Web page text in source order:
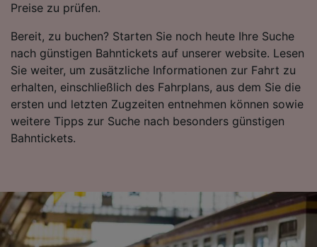
Preise zu prüfen.
Bereit, zu buchen? Starten Sie noch heute Ihre Suche
nach günstigen Bahntickets auf unserer website. Lesen
Sie weiter, um zusätzliche Informationen zur Fahrt zu
erhalten, einschließlich des Fahrplans, aus dem Sie die
ersten und letzten Zugzeiten entnehmen können sowie
weitere Tipps zur Suche nach besonders günstigen
Bahntickets.
verwendet, wenn Sie uns gebeten haben, Ihr
Surfverhalten nicht zu verfolgen.
Wir und unsere Partner verarbeiten Daten, um
Folgendes bereitzustellen:
Verwendung genauer Standortdaten.
Endgeräteeigenschaften zur Identifikation
aktiv abfragen. Speichern von oder Zugriff auf
Informationen auf einem Endgerät.
Personalisierte Werbung und Inhalte, Messung
Entwicklung und Verbesserung von
Angeboten.
Liste der Partner (Lieferanten)